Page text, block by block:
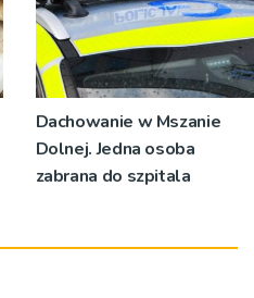
Dachowanie w Mszanie
Dolnej. Jedna osoba
zabrana do szpitala